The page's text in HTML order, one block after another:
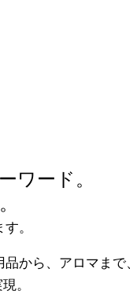
ワード。
。
から、アロマまで、
。